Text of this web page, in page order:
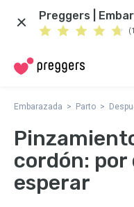
Preggers |
Embarazada Parto
cordón: por
esperar